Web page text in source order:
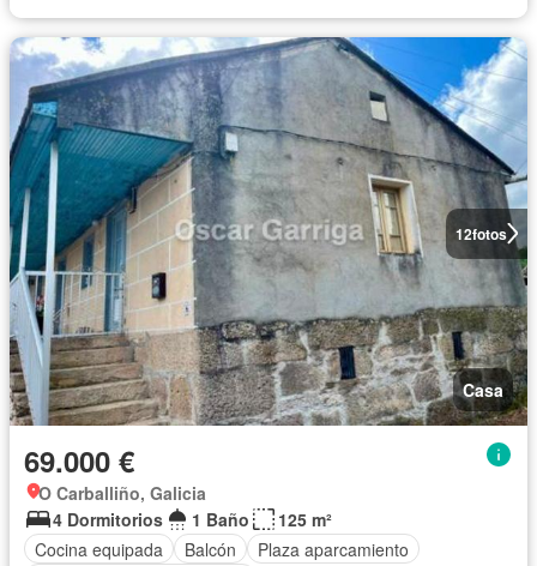
12fotos
Casa
69.000 €
O Carballiño, Galicia
4 Dormitorios
1 Baño
125 m²
Cocina equipada
Balcón
Plaza aparcamiento